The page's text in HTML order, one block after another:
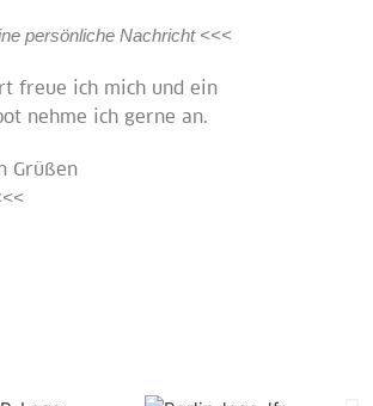
persönliche Nachricht <<<
freue ich mich und ein
nehme ich gerne an.
Grüßen